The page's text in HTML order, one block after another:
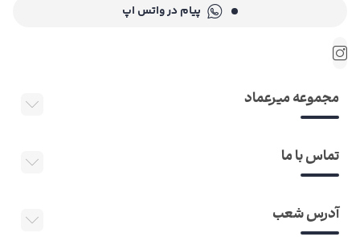
پیام در واتس اپ
مجموعه میرعماد
تماس با ما
آدرس شعب